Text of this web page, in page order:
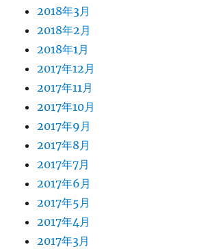
2018年3月
2018年2月
2018年1月
2017年12月
2017年11月
2017年10月
2017年9月
2017年8月
2017年7月
2017年6月
2017年5月
2017年4月
2017年3月